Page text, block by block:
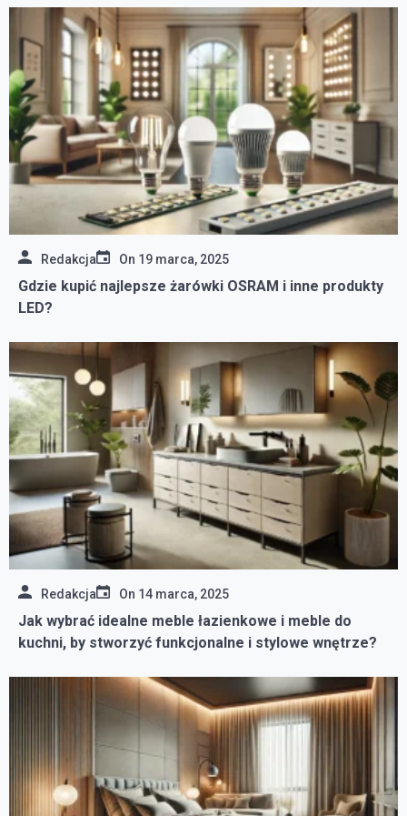
Redakcja On 19 marca, 2025
Gdzie kupić najlepsze żarówki OSRAM i inne produkty
LED?
Redakcja On 14 marca, 2025
Jak wybrać idealne meble łazienkowe i meble do
kuchni, by stworzyć funkcjonalne i stylowe wnętrze?